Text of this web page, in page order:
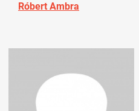
Róbert Ambra